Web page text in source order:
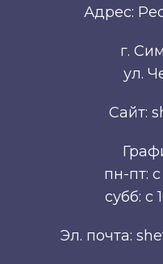
Адрес:
г.
ул.
Сайт:
пн-пт:
субб: с
Эл. почта: